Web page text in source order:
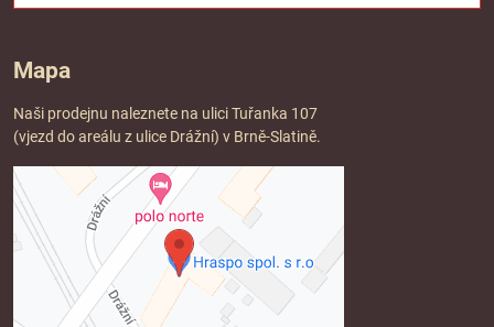
Mapa
Naši prodejnu naleznete na ulici Tuřanka 107
(vjezd do areálu z ulice Drážní) v Brně-Slatině.